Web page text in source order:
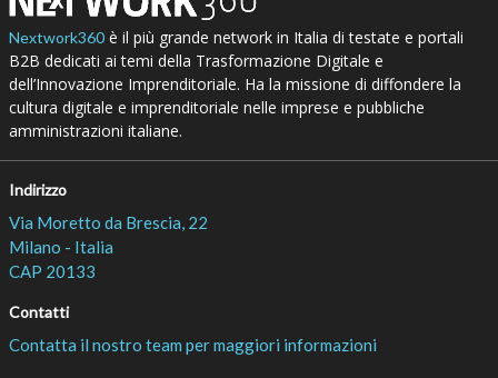
Nextwork360è il più grande network in Italia di testate e portali
B2B dedicati ai temi della Trasformazione Digitale e
dell’Innovazione Imprenditoriale. Ha la missione di diffondere la
cultura digitale e imprenditoriale nelle imprese e pubbliche
amministrazioni italiane.
Indirizzo
Via Moretto da Brescia, 22
Milano - Italia
CAP 20133
Contatti
Contatta il nostro team per maggiori informazioni